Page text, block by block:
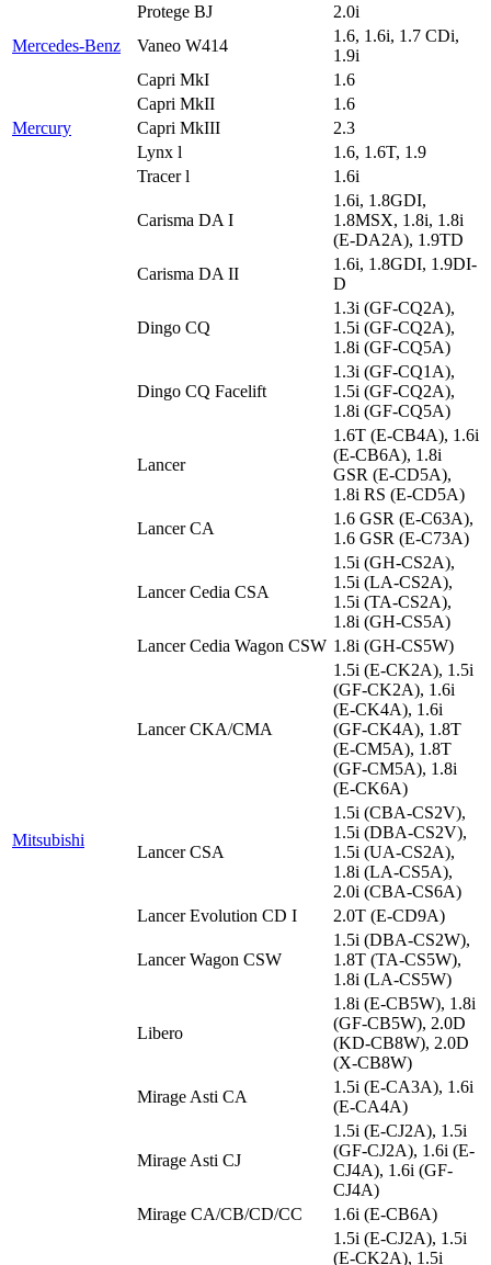
Protege BJ
2.0i
Mercedes-Benz
Vaneo W414
1.6, 1.6i, 1.7 CDi,
1.9i
Mercury
Capri MkI
1.6
Capri MkII
1.6
Capri MkIII
2.3
Lynx l
1.6, 1.6T, 1.9
Tracer l
1.6i
Mitsubishi
Carisma DA I
1.6i, 1.8GDI,
1.8MSX, 1.8i, 1.8i
(E-DA2A), 1.9TD
Carisma DA II
1.6i, 1.8GDI, 1.9DI-
D
Dingo CQ
1.3i (GF-CQ2A),
1.5i (GF-CQ2A),
1.8i (GF-CQ5A)
Dingo CQ Facelift
1.3i (GF-CQ1A),
1.5i (GF-CQ2A),
1.8i (GF-CQ5A)
Lancer
1.6T (E-CB4A), 1.6i
(E-CB6A), 1.8i
GSR (E-CD5A),
1.8i RS (E-CD5A)
Lancer CA
1.6 GSR (E-C63A),
1.6 GSR (E-C73A)
Lancer Cedia CSA
1.5i (GH-CS2A),
1.5i (LA-CS2A),
1.5i (TA-CS2A),
1.8i (GH-CS5A)
Lancer Cedia Wagon CSW 1.8i (GH-CS5W)
Lancer CKA/CMA
1.5i (E-CK2A), 1.5i
(GF-CK2A), 1.6i
(E-CK4A), 1.6i
(GF-CK4A), 1.8T
(E-CM5A), 1.8T
(GF-CM5A), 1.8i
(E-CK6A)
Lancer CSA
1.5i (CBA-CS2V),
1.5i (DBA-CS2V),
1.5i (UA-CS2A),
1.8i (LA-CS5A),
2.0i (CBA-CS6A)
Lancer Evolution CD I
2.0T (E-CD9A)
Lancer Wagon CSW
1.5i (DBA-CS2W),
1.8T (TA-CS5W),
1.8i (LA-CS5W)
Libero
1.8i (E-CB5W), 1.8i
(GF-CB5W), 2.0D
(KD-CB8W), 2.0D
(X-CB8W)
Mirage Asti CA
1.5i (E-CA3A), 1.6i
(E-CA4A)
Mirage Asti CJ
1.5i (E-CJ2A), 1.5i
(GF-CJ2A), 1.6i (E-
CJ4A), 1.6i (GF-
CJ4A)
Mirage CA/CB/CD/CC
1.6i (E-CB6A)
1.5i (E-CJ2A), 1.5i
(E-CK2A), 1.5i